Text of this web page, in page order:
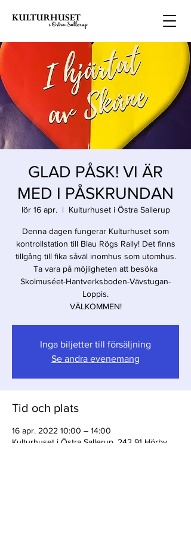
GLAD PÅSK! VI ÄR
MED I PÅSKRUNDAN
lör 16 apr.
  |
Kulturhuset i Östra Sallerup
Denna dagen fungerar Kulturhuset som
kontrollstation till Blau Rögs Rally! Det finns
tillgång till fika såväl inomhus som utomhus.
Ta vara på möjligheten att besöka
Skolmuséet-Hantverksboden-Vävstugan-
Loppis.
VÄLKOMMEN!
Inga biljetter till försäljning
Se andra evenemang
Tid och plats
16 apr. 2022 10:00 – 14:00
Kulturhuset i Östra Sallerup, 242 91 Hörby